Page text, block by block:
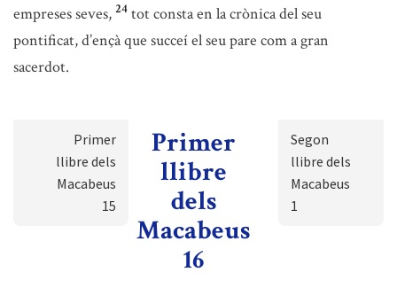
empreses seves, 24 tot consta en la crònica del seu
pontificat, d’ençà que succeí el seu pare com a gran
sacerdot.
Primer
llibre dels
Macabeus
15
Primer
llibre
dels
Macabeus
16
Segon
llibre dels
Macabeus
1